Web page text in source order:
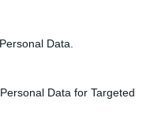
Data.
Data for Targeted
habló con